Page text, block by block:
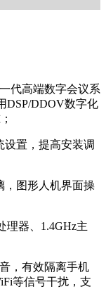
代高端数字会议系
DSP/DDOV数字化
设置，提高安装调
，图形人机界面操
理器、1.4GHz主
，有效隔离手机
等信号干扰，支